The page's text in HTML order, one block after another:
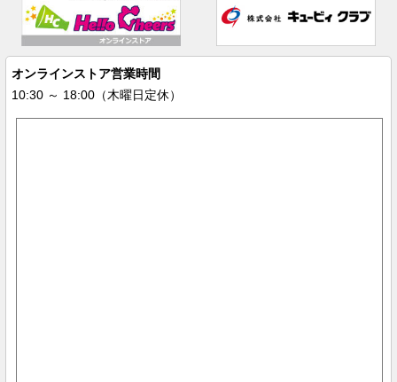
オンラインストア営業時間
10:30 ～ 18:00（木曜日定休）